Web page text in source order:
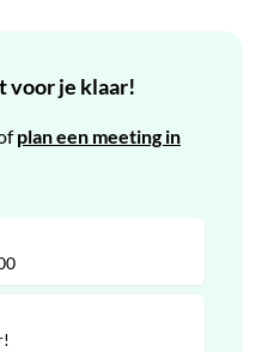
voor je klaar!
plan een meeting in